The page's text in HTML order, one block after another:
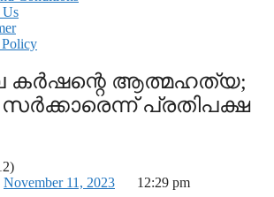
Us
കർഷന്റെ ആത്മഹത്യ;
സര്‍ക്കാരെന്ന് പ്രതിപക്ഷ
November 11, 2023
12:29 pm